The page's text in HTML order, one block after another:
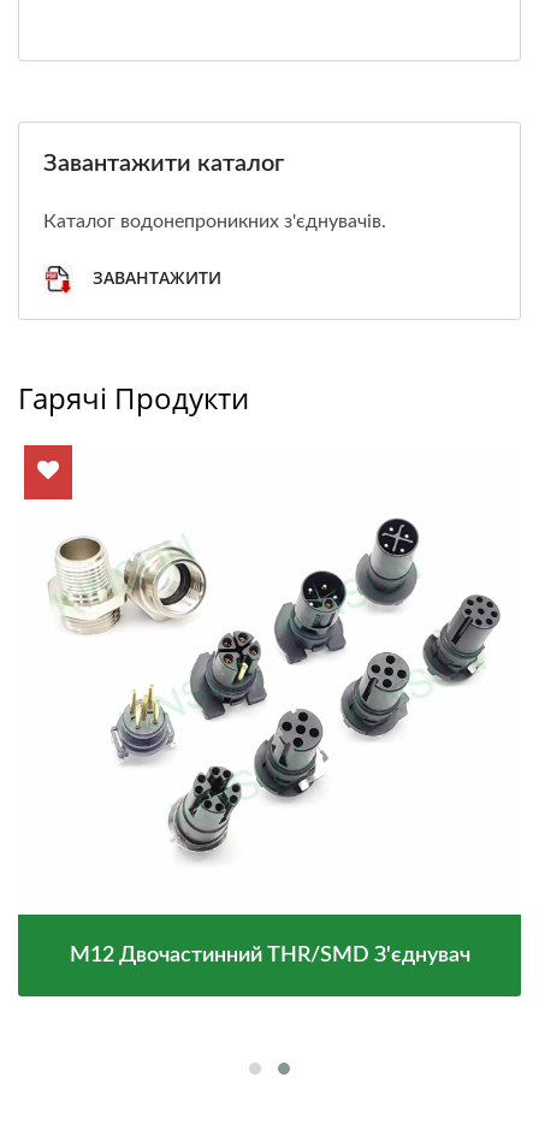
Завантажити каталог
Каталог водонепроникних з'єднувачів.
ЗАВАНТАЖИТИ
Гарячі Продукти
M12 Двочастинний THR/SMD З'єднувач